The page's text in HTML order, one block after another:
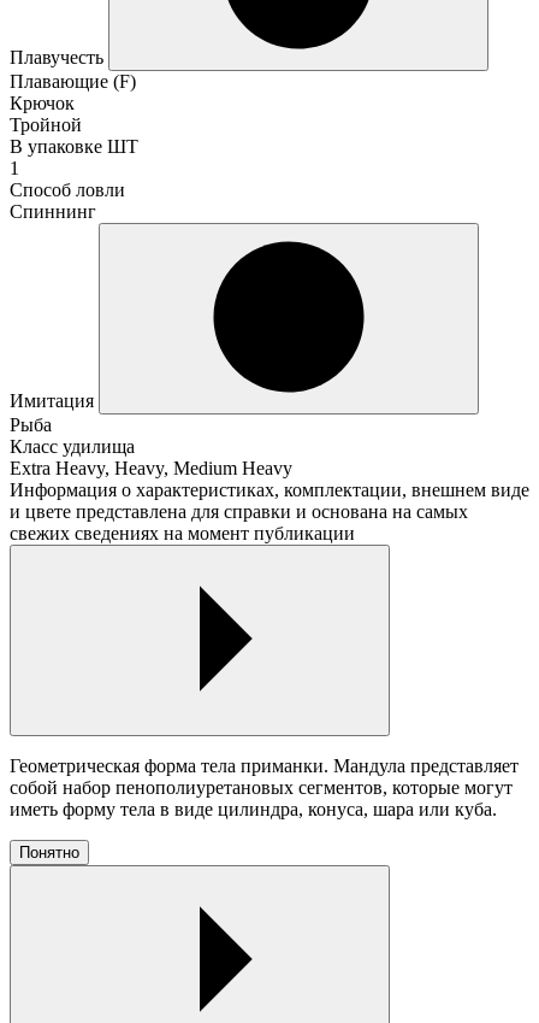
Плавучесть
Плавающие (F)
Крючок
Тройной
В упаковке ШТ
1
Способ ловли
Спиннинг
Имитация
Рыба
Класс удилища
Extra Heavy, Heavy, Medium Heavy
Информация о характеристиках, комплектации, внешнем виде
и цвете представлена для справки и основана на самых
свежих сведениях на момент публикации
Геометрическая форма тела приманки. Мандула представляет
собой набор пенополиуретановых сегментов, которые могут
иметь форму тела в виде цилиндра, конуса, шара или куба.
Понятно